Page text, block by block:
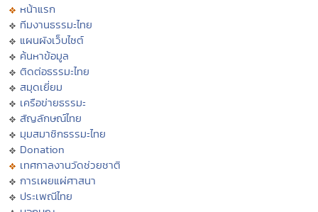
หน้าแรก
ทีมงานธรรมะไทย
แผนผังเว็บไซต์
ค้นหาข้อมูล
ติดต่อธรรมะไทย
สมุดเยี่ยม
เครือข่ายธรรมะ
สัญลักษณ์ไทย
มุมสมาชิกธรรมะไทย
Donation
เทศกาลงานวัดช่วยชาติ
การเผยแผ่ศาสนา
ประเพณีไทย